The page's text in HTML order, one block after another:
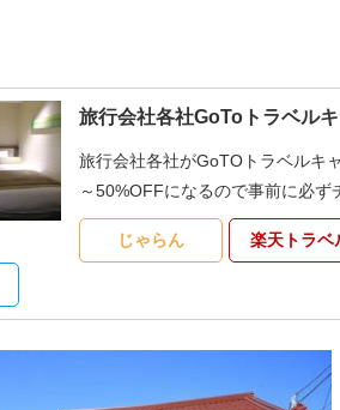
旅行会社各社GoToトラベル
旅行会社各社がGoTOトラベルキ
～50%OFFになるので事前に必ず
じゃらん 楽天トラベ